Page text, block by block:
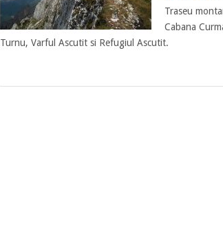
Traseu
Cabana
Turnu, Varful Ascutit si Refugiul Ascutit.